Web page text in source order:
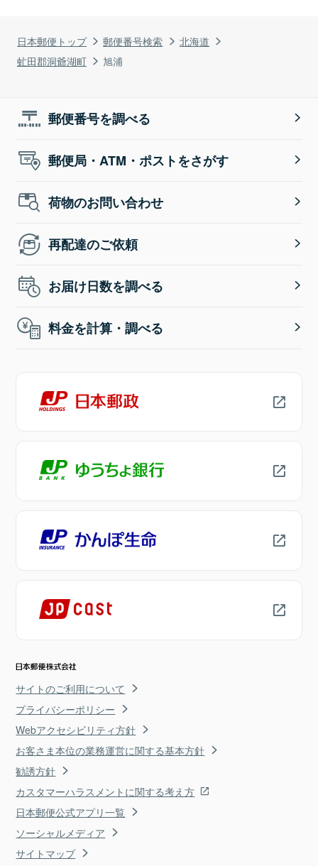
日本郵便トップ 郵便番号検索
北海道
虻田郡洞爺湖町
旭浦
郵便番号を調べる
郵便局・ATM・ポストをさがす
荷物のお問い合わせ
再配達のご依頼
お届け日数を調べる
料金を計算・調べる
サイトのご利用について
プライバシーポリシー
Webアクセシビリティ方針
お客さま本位の業務運営に関する基本方針
勧誘方針
カスタマーハラスメントに関する考え方
日本郵便公式アプリ一覧
ソーシャルメディア
サイトマップ